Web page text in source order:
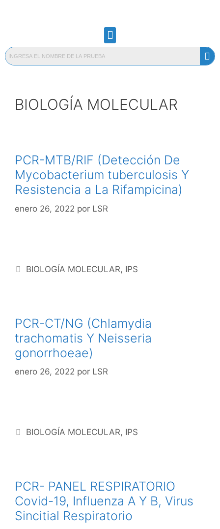
BIOLOGÍA MOLECULAR
PCR-MTB/RIF (Detección De
Mycobacterium tuberculosis Y
Resistencia a La Rifampicina)
enero 26, 2022 por LSR
BIOLOGÍA MOLECULAR, IPS
PCR-CT/NG (Chlamydia
trachomatis Y Neisseria
gonorrhoeae)
enero 26, 2022 por LSR
BIOLOGÍA MOLECULAR, IPS
PCR- PANEL RESPIRATORIO
Covid-19, Influenza A Y B, Virus
Sincitial Respiratorio